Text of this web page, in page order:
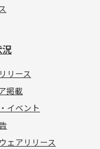
リース
掲載
イベント
ェアリリース